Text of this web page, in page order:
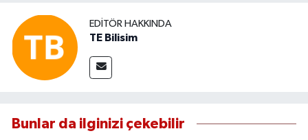
EDITÖR HAKKINDA
TE Bilisim
Bunlar da ilginizi çekebilir